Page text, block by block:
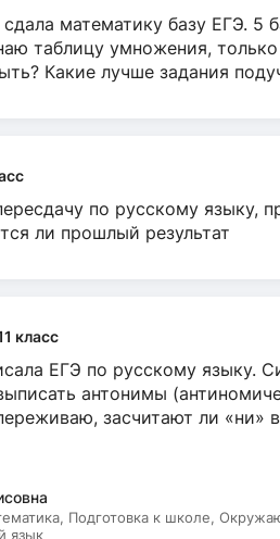
математику базу ЕГЭ. 5
таблицу умножения,
Какие лучше задания
по русскому языку,
ли прошлый результат
класс
ЕГЭ по русскому языку.
антонимы
засчитают ли «ни»
Подготовка к школе,
язык